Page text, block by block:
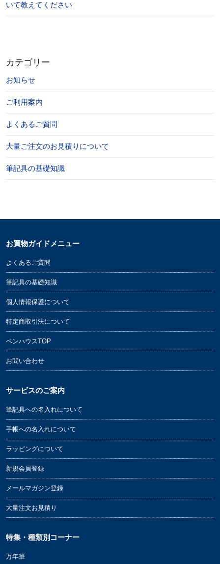
いて教えてください
カテゴリー
お知らせ
ご利用案内
よくあるご質問
大量ご注文のお見積りについて
筆記具の基礎知識
お買物ガイドメニュー
よくあるご質問
筆記具の基礎知識
個人情報保護について
特定商取引法について
ペンハウスTOP
お問い合わせ
サービスのご案内
筆記具への名入れについて
手帳への名入れについて
ラッピングについて
新規会員登録
メールマガジン登録
大量注文お見積り
特集・種類別コーナー
万年筆